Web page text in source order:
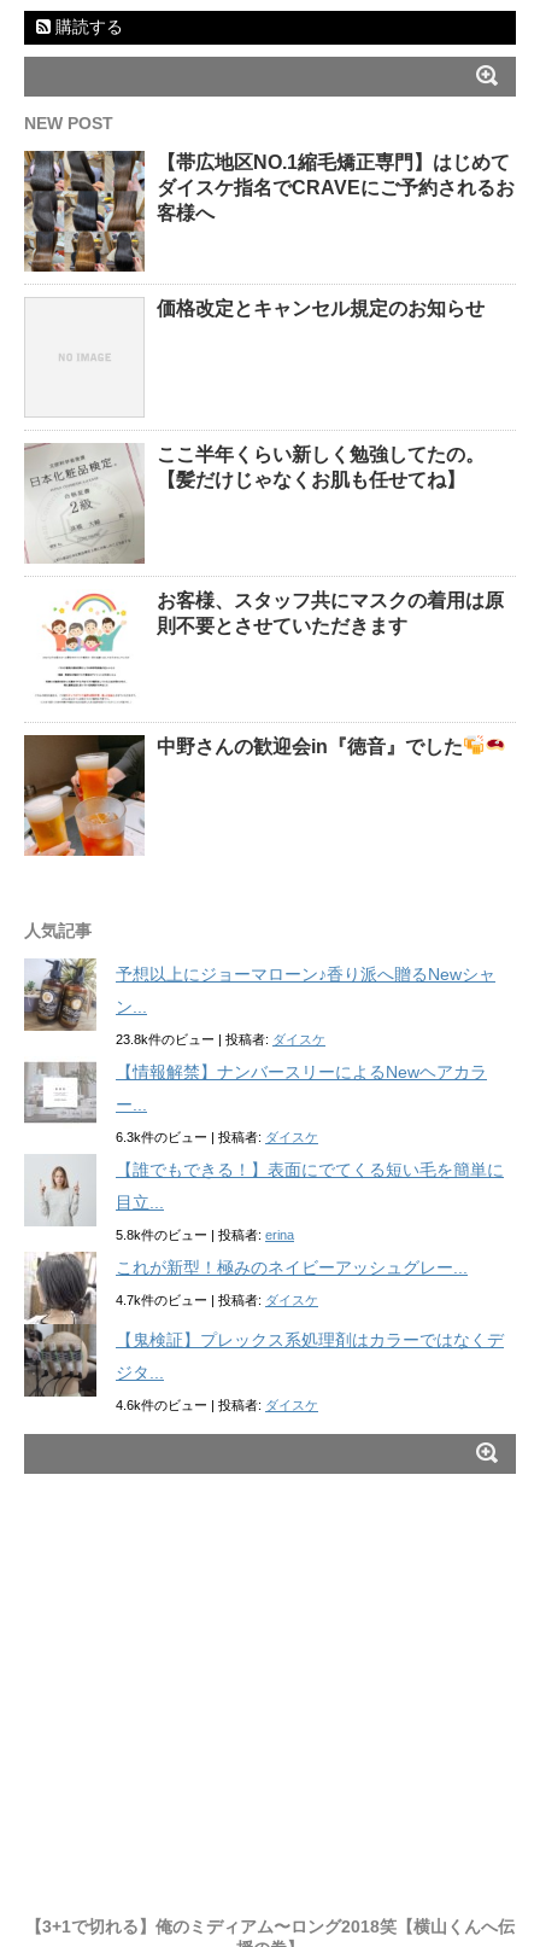
購読する
NEW POST
【帯広地区NO.1縮毛矯正専門】はじめて
ダイスケ指名でCRAVEにご予約されるお
客様へ
価格改定とキャンセル規定のお知らせ
ここ半年くらい新しく勉強してたの。
【髪だけじゃなくお肌も任せてね】
お客様、スタッフ共にマスクの着用は原
則不要とさせていただきます
中野さんの歓迎会in『徳音』でした
人気記事
予想以上にジョーマローン♪香り派へ贈るNewシャ
ン...
23.8k件のビュー | 投稿者: ダイスケ
【情報解禁】ナンバースリーによるNewヘアカラ
ー...
6.3k件のビュー | 投稿者: ダイスケ
【誰でもできる！】表面にでてくる短い毛を簡単に
目立...
5.8k件のビュー | 投稿者: erina
これが新型！極みのネイビーアッシュグレー...
4.7k件のビュー | 投稿者: ダイスケ
【鬼検証】プレックス系処理剤はカラーではなくデ
ジタ...
4.6k件のビュー | 投稿者: ダイスケ
【3+1で切れる】俺のミディアム〜ロング2018笑【横山くんへ伝